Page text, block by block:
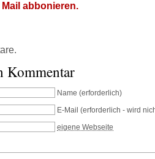
abbonieren.
Kommentar
Name (erforderlich)
E-Mail (erforderlich - wird
eigene Webseite